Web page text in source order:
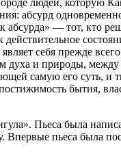
абсурд
— тот, кто
себя прежде
и природы, между
самую его суть, и
бытия,
Пьеса была
Впервые пьеса была